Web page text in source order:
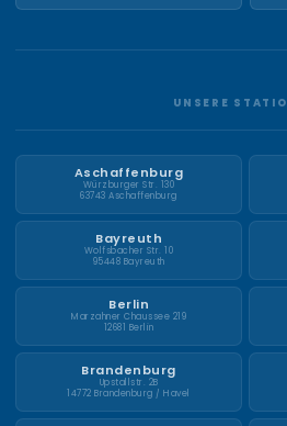
UNSERE
Aschaffenburg
Würzburger Str. 130
63743 Aschaffenburg
Bayreuth
Wolfsbacher Str. 10
95448 Bayreuth
Berlin
Marzahner Chaussee 219
12681 Berlin
Brandenburg
Upstallstr. 2B
14772 Brandenburg / Havel